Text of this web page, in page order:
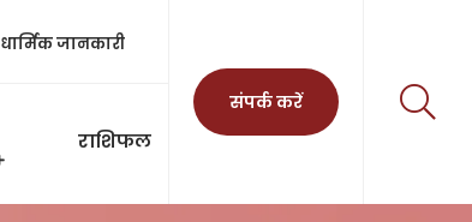
धार्मिक जानकारी
राशिफल
संपर्क करें